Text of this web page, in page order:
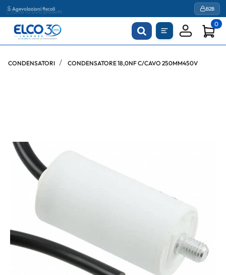
Agevolazioni fiscali B2B
0
CONDENSATORI CONDENSATORE 18,0NF C/CAVO 250MM450V